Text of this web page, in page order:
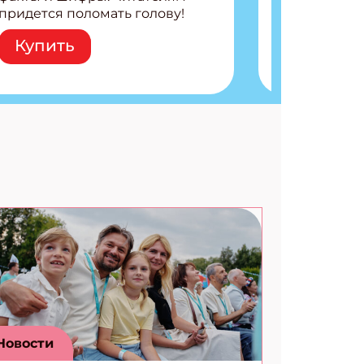
придется поломать голову!
Внутри: Шифры и
расшифровки Плетем
запутанные поделки
коды 3 комикса
Купить